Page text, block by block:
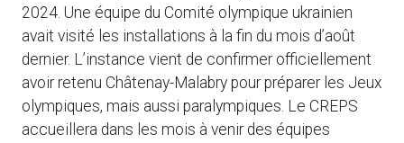
2024. Une équipe du Comité olympique ukrainien
avait visité les installations à la fin du mois d’août
dernier. L’instance vient de confirmer officiellement
avoir retenu Châtenay-Malabry pour préparer les Jeux
olympiques, mais aussi paralympiques. Le CREPS
accueillera dans les mois à venir des équipes